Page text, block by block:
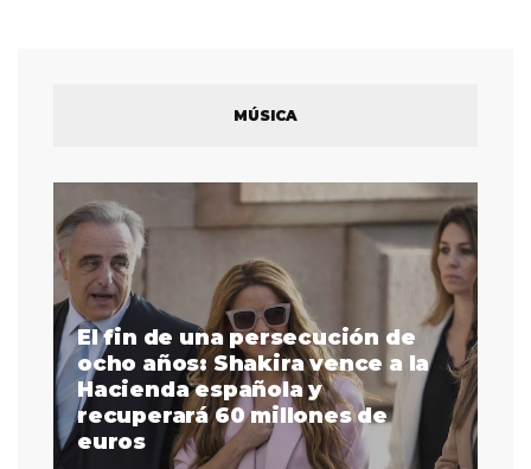
MÚSICA
El fin de una persecución de
ocho años: Shakira vence a la
Hacienda española y
recuperará 60 millones de
euros